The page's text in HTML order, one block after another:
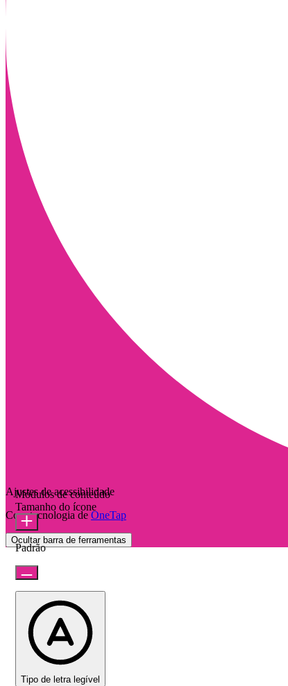
Ajustes de acessibilidade
Com tecnologia de OneTap
Ocultar barra de ferramentas
Módulos de conteúdo
Tamanho do ícone
Padrão
Tipo de letra legível